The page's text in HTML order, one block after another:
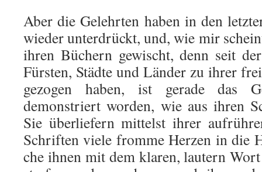
Aber die Gelehrten haben in den
wieder unter­drückt, und, wie mir
ihren Büchern gewischt, denn seit
Fürsten, Städte und Länder zu ihrer
gezogen haben, ist gerade das
demonstriert wor­den, wie aus ihren
Sie überliefern mittelst ihrer
Schriften viele fromme Herzen in die
che ihnen mit dem klaren, lautern